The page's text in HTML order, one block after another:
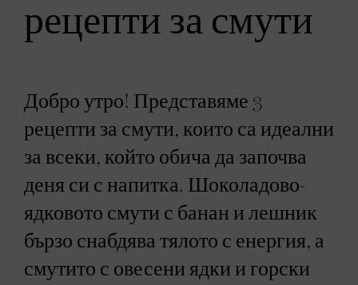
рецепти за смути
Добро утро! Представяме 3
рецепти за смути, които са идеални
за всеки, който обича да започва
деня си с напитка. Шоколадово-
ядковото смути с банан и лешник
бързо снабдява тялото с енергия, а
смутито с овесени ядки и горски